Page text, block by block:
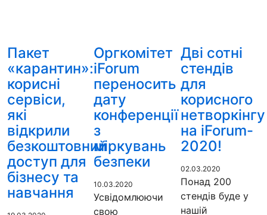
Пакет
«карантин»:
корисні
сервіси,
які
відкрили
безкоштовний
доступ для
бізнесу та
навчання
Оргкомітет
iForum
переносить
дату
конференції
з
міркувань
безпеки
10.03.2020
Усвідомлюючи
свою
Дві сотні
стендів
для
корисного
нетворкінгу
на iForum-
2020!
02.03.2020
Понад 200
стендів буде у
нашій